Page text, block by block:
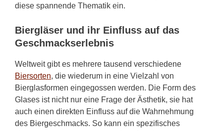
diese spannende Thematik ein.
Biergläser und ihr Einfluss auf das
Geschmackserlebnis
Weltweit gibt es mehrere tausend verschiedene
Biersorten, die wiederum in eine Vielzahl von
Bierglasformen eingegossen werden. Die Form des
Glases ist nicht nur eine Frage der Ästhetik, sie hat
auch einen direkten Einfluss auf die Wahrnehmung
des Biergeschmacks. So kann ein spezifisches